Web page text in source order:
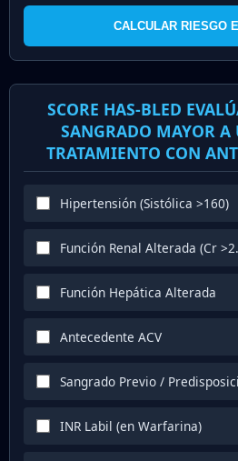
CALCULAR RIESGO
SCORE HAS-BLED
SANGRADO MAYOR A
TRATAMIENTO CON
Hipertensión (Sistólica >160)
Función Renal Alterada (Cr
Función Hepática Alterada
Antecedente ACV
Sangrado Previo /
INR Labil (en Warfarina)